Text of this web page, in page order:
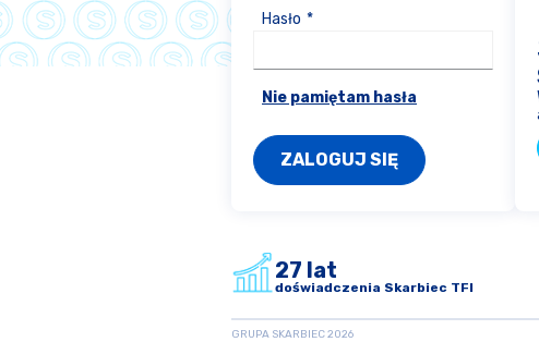
Hasło
Nie pamiętam hasła
27 lat
doświadczenia Skarbiec TFI
GRUPA SKARBIEC2026